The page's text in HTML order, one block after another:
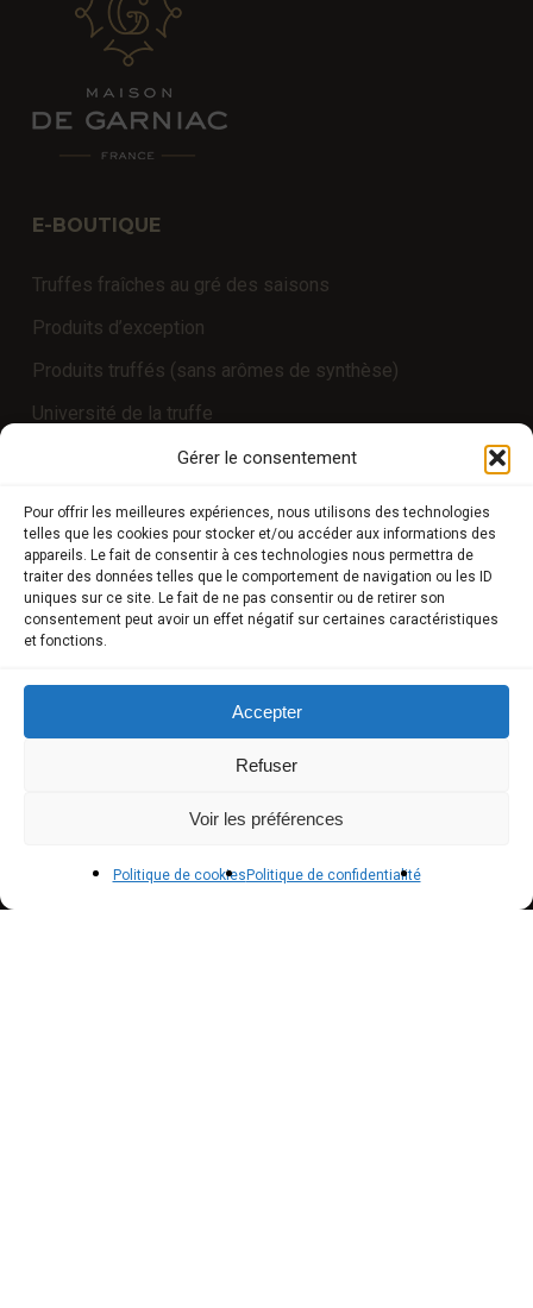
Gérer le consentement
Pour offrir les meilleures expériences, nous utilisons des technologies
telles que les cookies pour stocker et/ou accéder aux informations des
appareils. Le fait de consentir à ces technologies nous permettra de
traiter des données telles que le comportement de navigation ou les ID
uniques sur ce site. Le fait de ne pas consentir ou de retirer son
consentement peut avoir un effet négatif sur certaines caractéristiques
et fonctions.
Accepter
Refuser
Voir les préférences
Politique de cookies Politique de confidentialité
E-BOUTIQUE
Truffes fraîches au gré des saisons
Produits d’exception
Produits truffés (sans arômes de synthèse)
Université de la truffe
COMPTE CLIENT
Boutique
Mon compte
Modes de paiement
Conditions générales de vente